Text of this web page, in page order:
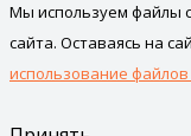
Мы используем файлы
сайта. Оставаясь на
использование файлов